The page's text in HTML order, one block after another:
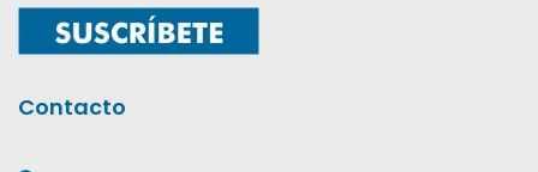
Contacto